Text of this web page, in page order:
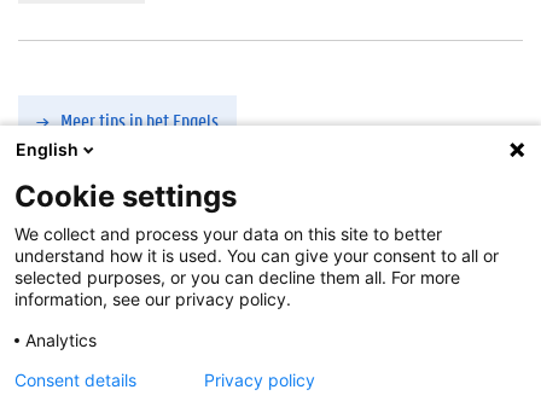
Meer tips in het Engels
Tags
a
c
a
e
m
Over deze site
Disclaimer
Cookies
Toegankelijkheid
English
Cookie settings
We collect and process your data on this site to better
understand how it is used. You can give your consent to all or
selected purposes, or you can decline them all. For more
information, see our privacy policy.
Analytics
Consent details
Privacy policy